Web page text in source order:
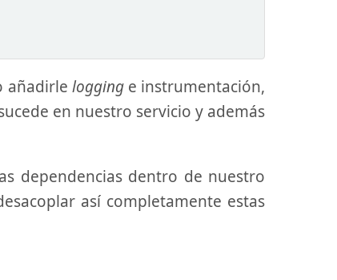
añadirle logginge instrumentación,
en nuestro servicio y además
dependencias dentro de nuestro
así completamente estas